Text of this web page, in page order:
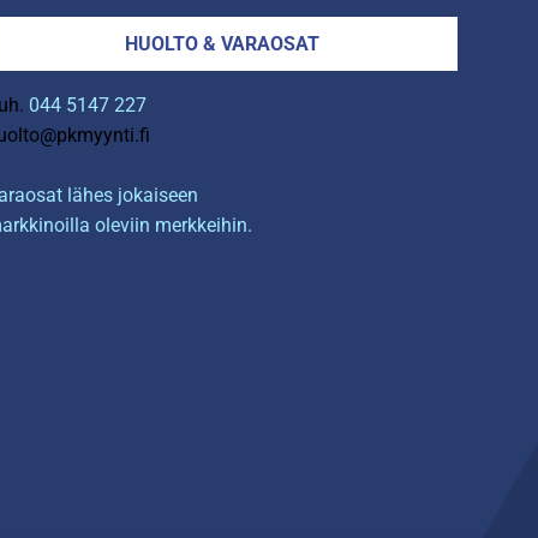
HUOLTO & VARAOSAT
044 5147 227
lähes jokaiseen
oleviin merkkeihin.